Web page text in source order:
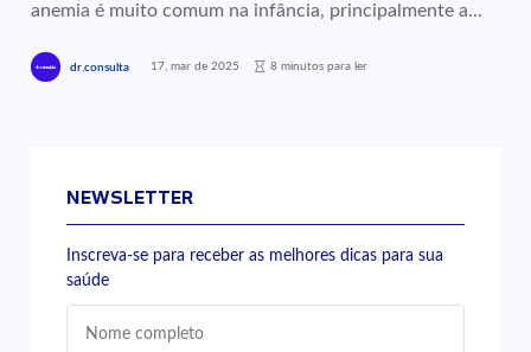
anemia é muito comum na infância, principalmente a...
dr.consulta 17, mar de 2025 8 minutos para ler
NEWSLETTER
Inscreva-se para receber as melhores dicas para sua
saúde